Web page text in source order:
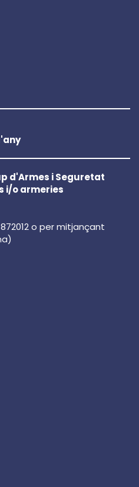
d'Armes i Seguretat
i/o armeries
o per mitjançant